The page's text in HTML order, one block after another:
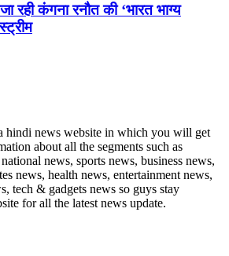
रही कंगना रनौत की ‘भारत भाग्य
hindi news website in which you will get
about all the segments such as
news, sports news, business news,
news, health news, entertainment news,
tech & gadgets news so guys stay
for all the latest news update.